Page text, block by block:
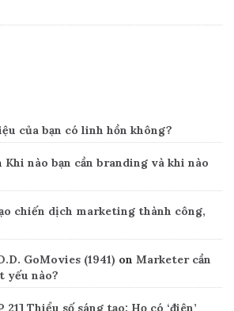
của bạn có linh hồn không?
Khi nào bạn cần branding và khi nào
chiến dịch marketing thành công,
GoMovies (1941) on Marketer cần
yếu nào?
21] Thiểu số sáng tạo: Họ có ‘điên’